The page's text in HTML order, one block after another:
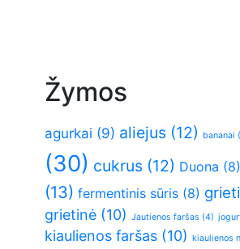
Žymos
agurkai (9) aliejus (12) bananai
(30) cukrus (12) Duona (8)
(13) fermentinis sūris (8)
grietinė (10) Jautienos faršas (4)
kiaulienos faršas (10) kiaulienos